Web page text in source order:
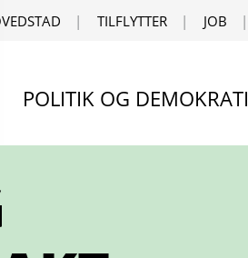
TILFLYTTER JOB
POLITIK OG DEMOKRATI